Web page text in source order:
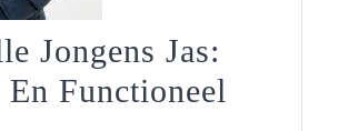
Jongens Jas:
Functioneel